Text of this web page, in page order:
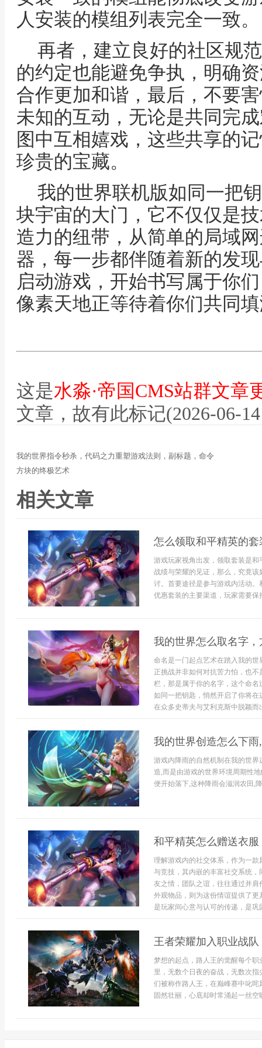
人安装的模组列表完全一致。
再者，建立良好的社区规
的约定也能避免争执，明确
合作更加和谐，最后，不要
未知的互动，无论是共同完
图中互相嬉戏，这些共享的
珍贵的宝藏。
我的世界联机版如同一把
块宇宙的大门，它不仅仅是
造力的纽带，从简单的局域
器，每一步都伴随着新的发
启动游戏，开始书写属于你
像素天地正等待着你们共同
这是水淼·帝国CMS站群文章
文章，故有此标记(2026-06-
我的世界指令秒杀，代码之力重塑游戏法则，副标题，命令
方块的终极艺术
相关文章
怎么领取和平精英的
游戏玩家视角出发，领取套装是
战绩与荣耀的见证，那么，究竟
讨。首要途径是参与游戏内活动
优惠套装的主要渠道，玩家需要
我的世界怎么取名字
命名是一门起点艺术在踏入我的
正挑战并非如何对抗苦力怕，也
栏，那是属于你的名字，这个命
如同一把钥匙，悄然开启了你将
在众多史蒂夫与艾利克斯中脱颖而
我的世界创造怎么下
游戏内降雨的自然机制在我的世
造,而是由游戏的世界环境周期性
便开始落下,这种降雨会滋润农田,
和平精英怎么赠送衣
理解游戏内的社交体系，作为一
与竞技，其内嵌的丰富社交系统
友之情，团队之谊，往往通过并
外观物品，则为这份情谊提供了
是玩家间心意与认可的传递，是巩
王者荣耀加入职业战
梦想的起点，路人王的觉醒每个
里，无数个日夜的奋战，无数次
们被称作路人王，在巅峰赛中叱
固然壮丽，心底却时常涌起一丝